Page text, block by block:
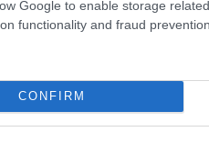
Google to enable storage
functionality and fraud
CONFIRM